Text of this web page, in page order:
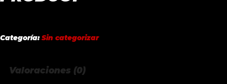
Categoría:Sin categorizar
Valoraciones (0)